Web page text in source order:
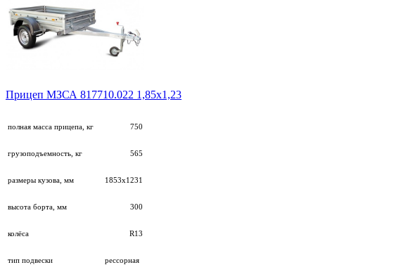
Прицеп МЗСА 817710.022 1,85х1,23
полная масса прицепа, кг 750
грузоподъемность, кг 565
размеры кузова, мм 1853х1231
высота борта, мм 300
колёса R13
тип подвески рессорная